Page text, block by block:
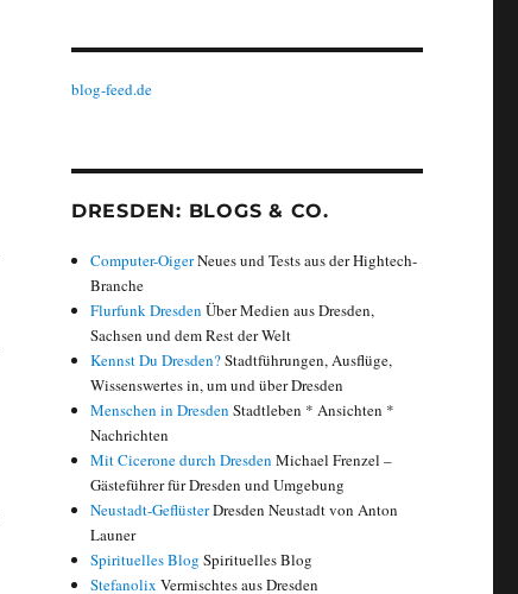
blog-feed.de
DRESDEN: BLOGS & CO.
Computer-OigerNeues und Tests aus der Hightech-
Branche
Flurfunk Dresden Über Medien aus Dresden,
Sachsen und dem Rest der Welt
Kennst Du Dresden?Stadtführungen, Ausflüge,
Wissenswertes in, um und über Dresden
Menschen in Dresden Stadtleben * Ansichten *
Nachrichten
Mit Cicerone durch Dresden Michael Frenzel –
Gästeführer für Dresden und Umgebung
Neustadt-GeflüsterDresden Neustadt von Anton
Launer
Spirituelles Blog Spirituelles Blog
Stefanolix Vermischtes aus Dresden